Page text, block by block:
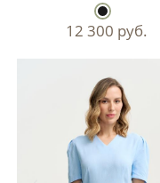
12 300 руб.